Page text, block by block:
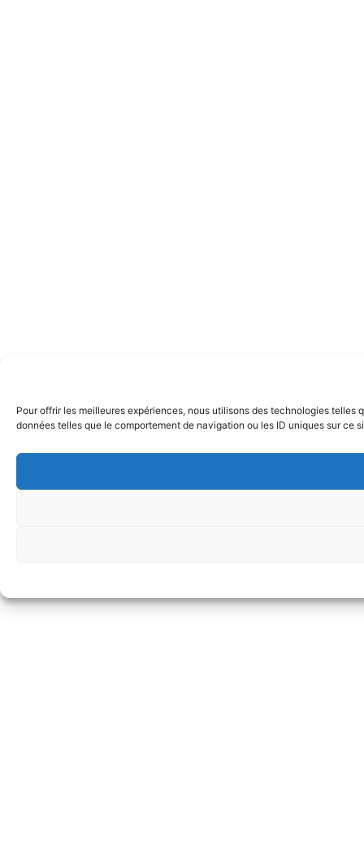
Pour offrir les meilleures expériences, nous utilisons des technologies
données telles que le comportement de navigation ou les ID uniques sur